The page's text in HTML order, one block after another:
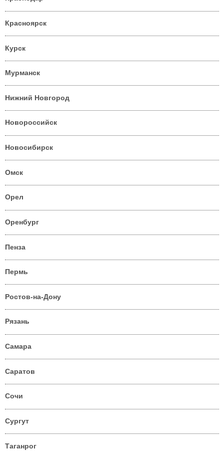
Красноярск
Курск
Мурманск
Нижний Новгород
Новороссийск
Новосибирск
Омск
Орел
Оренбург
Пенза
Пермь
Ростов-на-Дону
Рязань
Самара
Саратов
Сочи
Сургут
Таганрог